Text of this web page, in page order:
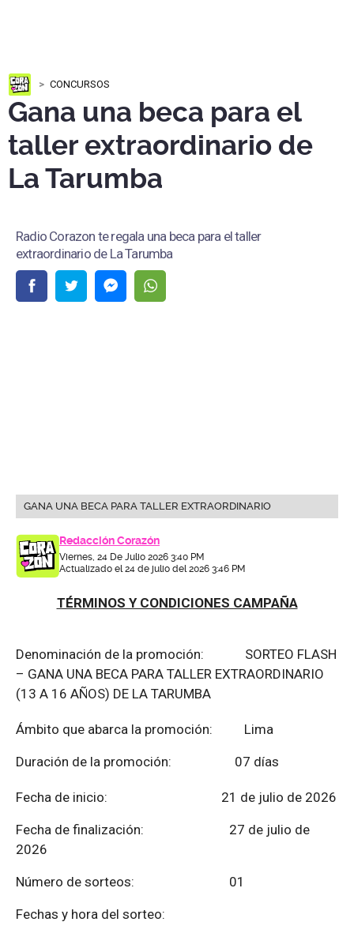
CONCURSOS
Gana una beca para el
taller extraordinario de
La Tarumba
Radio Corazon te regala una beca para el taller
extraordinario de La Tarumba
GANA UNA BECA PARA TALLER EXTRAORDINARIO
Redacción Corazón
Viernes, 24 De Julio 2026 3:40 PM
Actualizado el 24 de julio del 2026 3:46 PM
TÉRMINOS Y CONDICIONES CAMPAÑA
Denominación de la promoción: SORTEO FLASH
– GANA UNA BECA PARA TALLER EXTRAORDINARIO
(13 A 16 AÑOS) DE LA TARUMBA
Ámbito que abarca la promoción: Lima
Duración de la promoción: 07 días
Fecha de inicio: 21 de julio de 2026
Fecha de finalización:
27 de julio de
2026
Número de sorteos: 01
Fechas y hora del sorteo: